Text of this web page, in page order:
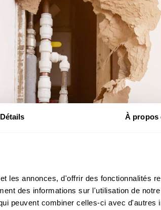
Détails À propos
les annonces, d'offrir des fonctionnalités
des informations sur l'utilisation de
peuvent combiner celles-ci avec d'autres